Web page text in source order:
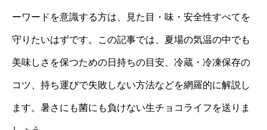
ーワードを意識する方は、見た目・味・安全性すべてを
守りたいはずです。この記事では、夏場の気温の中でも
美味しさを保つための日持ちの目安、冷蔵・冷凍保存の
コツ、持ち運びで失敗しない方法などを網羅的に解説し
ます。暑さにも菌にも負けない生チョコライフを送りま